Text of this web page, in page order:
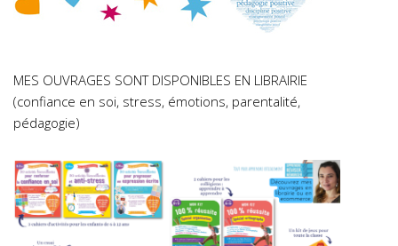
MES OUVRAGES SONT DISPONIBLES EN LIBRAIRIE
(confiance en soi, stress, émotions, parentalité,
pédagogie)